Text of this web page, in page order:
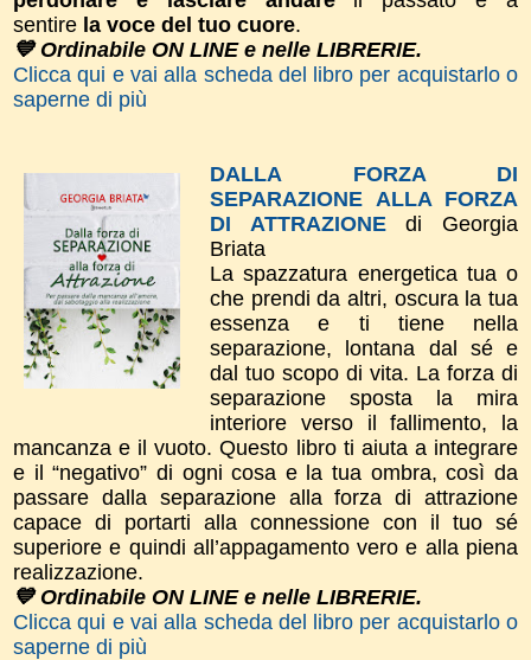
sentire la voce del tuo cuore.
💙 Ordinabile ON LINE e nelle LIBRERIE.
Clicca qui e vai alla scheda del libro per acquistarlo o
saperne di più
DALLA FORZA DI
SEPARAZIONE ALLA FORZA
DI ATTRAZIONE
di Georgia
Briata
La spazzatura energetica tua o
che prendi da altri, oscura la tua
essenza e ti tiene nella
separazione, lontana dal sé e
dal tuo scopo di vita. La forza di
separazione sposta la mira
interiore verso il fallimento, la
mancanza e il vuoto. Questo libro ti aiuta a integrare
e il “negativo” di ogni cosa e la tua ombra, così da
passare dalla separazione alla forza di attrazione
capace di portarti alla connessione con il tuo sé
superiore e quindi all’appagamento vero e alla piena
realizzazione.
💙 Ordinabile ON LINE e nelle LIBRERIE.
Clicca qui e vai alla scheda del libro per acquistarlo o
saperne di più